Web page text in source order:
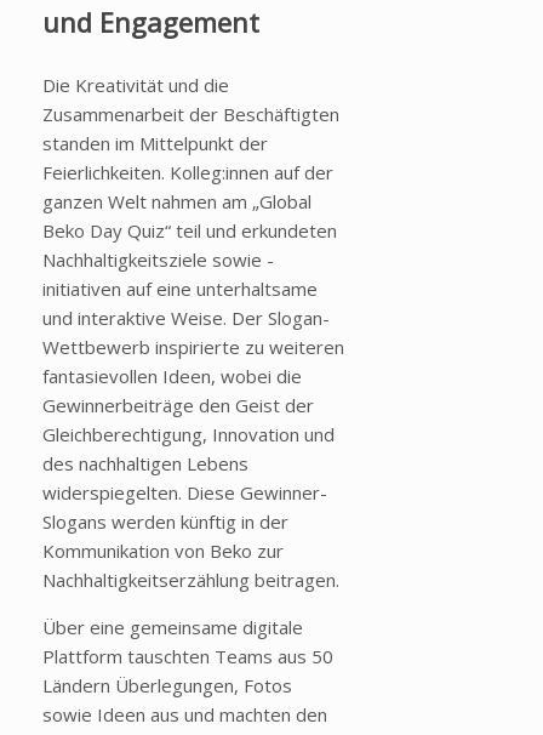
und Engagement
Die Kreativität und die
Zusammenarbeit der Beschäftigten
standen im Mittelpunkt der
Feierlichkeiten. Kolleg:innen auf der
ganzen Welt nahmen am „Global
Beko Day Quiz“ teil und erkundeten
Nachhaltigkeitsziele sowie -
initiativen auf eine unterhaltsame
und interaktive Weise. Der Slogan-
Wettbewerb inspirierte zu weiteren
fantasievollen Ideen, wobei die
Gewinnerbeiträge den Geist der
Gleichberechtigung, Innovation und
des nachhaltigen Lebens
widerspiegelten. Diese Gewinner-
Slogans werden künftig in der
Kommunikation von Beko zur
Nachhaltigkeitserzählung beitragen.
Über eine gemeinsame digitale
Plattform tauschten Teams aus 50
Ländern Überlegungen, Fotos
sowie Ideen aus und machten den